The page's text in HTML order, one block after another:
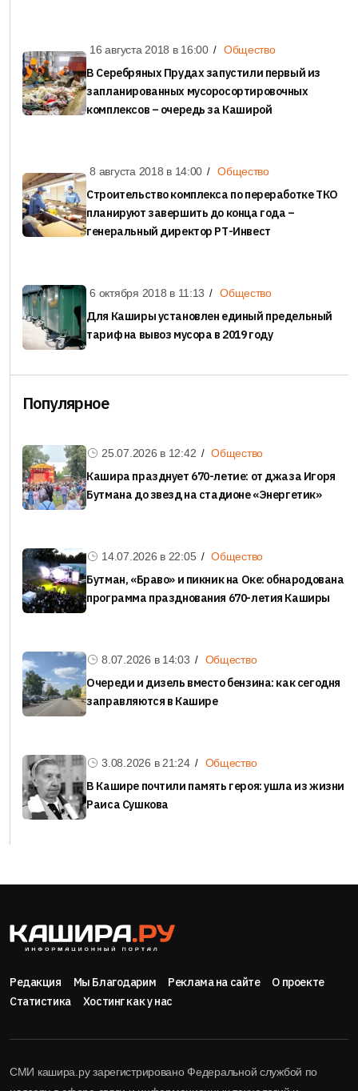
16 августа 2018 в 16:00 Общество
В Серебряных Прудах запустили первый из
запланированных мусоросортировочных
комплексов – очередь за Каширой
8 августа 2018 в 14:00 Общество
Строительство комплекса по переработке ТКО
планируют завершить до конца года –
генеральный директор РТ-Инвест
6 октября 2018 в 11:13 Общество
Для Каширы установлен единый предельный
тариф на вывоз мусора в 2019 году
Популярное
25.07.2026 в 12:42 Общество
Кашира празднует 670-летие: от джаза Игоря
Бутмана до звезд на стадионе «Энергетик»
14.07.2026 в 22:05 Общество
Бутман, «Браво» и пикник на Оке: обнародована
программа празднования 670-летия Каширы
8.07.2026 в 14:03 Общество
Очереди и дизель вместо бензина: как сегодня
заправляются в Кашире
3.08.2026 в21:24 Общество
В Кашире почтили память героя: ушла из жизни
Раиса Сушкова
Редакция Мы Благодарим Реклама на сайте
О проекте
Статистика
Хостинг как у нас
СМИ кашира.ру зарегистрировано Федеральной службой по